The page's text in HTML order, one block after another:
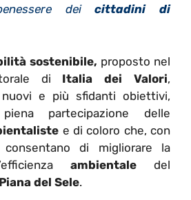
deicittadini di
sostenibile, proposto nel
di Italia dei Valori,
nuovi e più sfidanti obiettivi,
partecipazione delle
e di coloro che, con
di migliorare la
ambientale del
Piana del Sele.